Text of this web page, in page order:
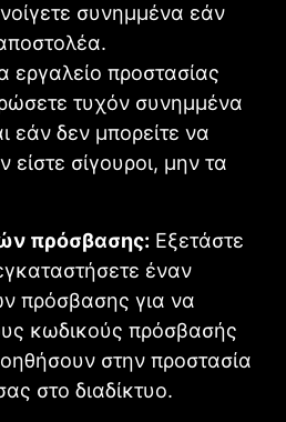
συνημμένα εάν
εργαλείο προστασίας
τυχόν συνημμένα
εάν δεν μπορείτε να
σίγουροι, μην τα
πρόσβασης: Εξετάστε
έναν
πρόσβασης για να
κωδικούς πρόσβασής
στην προστασία
στο διαδίκτυο.